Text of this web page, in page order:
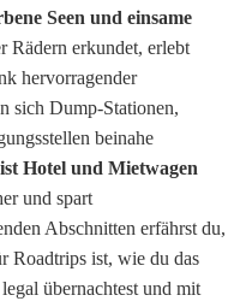
Seen und einsame
Rädern erkundet, erlebt
hervorragender
sich Dump-Stationen,
beinahe
Hotel und Mietwagen
und spart
Abschnitten erfährst du,
Roadtrips ist, wie du das
übernachtest und mit